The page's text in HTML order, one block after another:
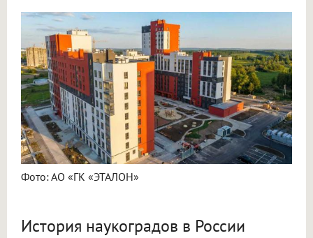
Фото: АО «ГК «ЭТАЛОН»
История наукоградов в России